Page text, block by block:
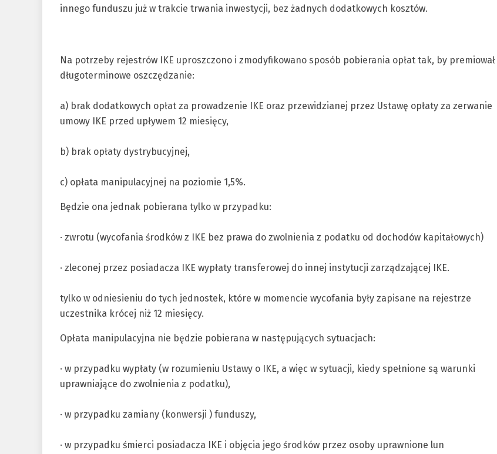
innego funduszu już w trakcie trwania inwestycji, bez żadnych dodatkowych kosztów.
Na potrzeby rejestrów IKE uproszczono i zmodyfikowano sposób pobierania opłat tak, by premiował
długoterminowe oszczędzanie:
a) brak dodatkowych opłat za prowadzenie IKE oraz przewidzianej przez Ustawę opłaty za zerwanie
umowy IKE przed upływem 12 miesięcy,
b) brak opłaty dystrybucyjnej,
c) opłata manipulacyjnej na poziomie 1,5%.
Będzie ona jednak pobierana tylko w przypadku:
· zwrotu (wycofania środków z IKE bez prawa do zwolnienia z podatku od dochodów kapitałowych)
· zleconej przez posiadacza IKE wypłaty transferowej do innej instytucji zarządzającej IKE.
tylko w odniesieniu do tych jednostek, które w momencie wycofania były zapisane na rejestrze
uczestnika krócej niż 12 miesięcy.
Opłata manipulacyjna nie będzie pobierana w następujących sytuacjach:
· w przypadku wypłaty (w rozumieniu Ustawy o IKE, a więc w sytuacji, kiedy spełnione są warunki
uprawniające do zwolnienia z podatku),
· w przypadku zamiany (konwersji ) funduszy,
· w przypadku śmierci posiadacza IKE i objęcia jego środków przez osoby uprawnione lun